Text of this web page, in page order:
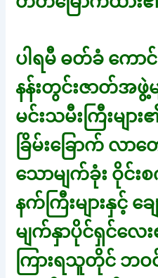
ပါရမီ ဓတ်ခံ ကော
နန်းတွင်းဇာတ်အဖွဲ့မ
မင်းသမီးကြီးများ
ခြိမ်းခြောက် လ
သောမျက်ခုံး ဝိုင်း
နက်ကြီးများနှင့် ခ
မျက်နှာပိုင်ရှင်လ
ကြားရသူတိုင် ဘဝ